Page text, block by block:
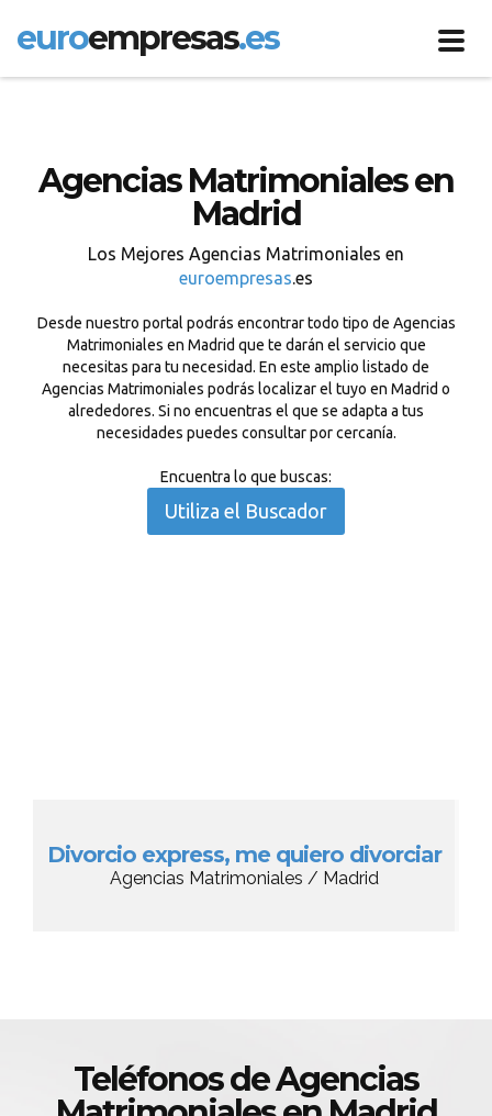
euroempresas.es
Agencias Matrimoniales en
Madrid
Los Mejores Agencias Matrimoniales en
euroempresas.es
Desde nuestro portal podrás encontrar todo tipo de Agencias
Matrimoniales en Madrid que te darán el servicio que
necesitas para tu necesidad. En este amplio listado de
Agencias Matrimoniales podrás localizar el tuyo en Madrid o
alrededores. Si no encuentras el que se adapta a tus
necesidades puedes consultar por cercanía.
Encuentra lo que buscas:
Utiliza el Buscador
Divorcio express, me quiero divorciar
Agencias Matrimoniales / Madrid
Teléfonos de Agencias